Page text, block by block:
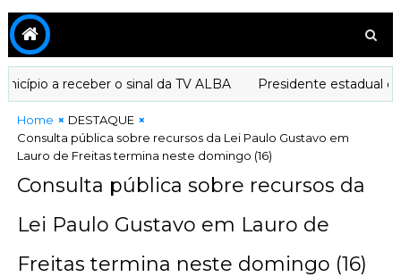
a receber o sinal da TV ALBA Presidente estadual do
Home
DESTAQUE
Consulta pública sobre recursos da Lei Paulo Gustavo em
Lauro de Freitas termina neste domingo (16)
Consulta pública sobre recursos da
Lei Paulo Gustavo em Lauro de
Freitas termina neste domingo (16)